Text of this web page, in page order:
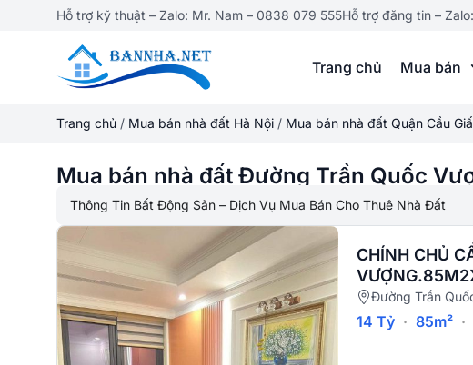
Hỗ trợ kỹ thuật – Zalo: Mr. Nam – 0838 079 555Hỗ trợ đăng tin –
Trang chủ Mua bán
Trang chủ / Mua bán nhà đất Hà Nội / Mua bán nhà đất Quận Cầu
Mua bán nhà đất Đường Trần Quốc
Thông Tin Bất Động Sản – Dịch Vụ Mua Bán Cho Thuê Nhà Đất
CHÍNH CHỦ
Đường Trần
14 Tỷ · 85m² ·